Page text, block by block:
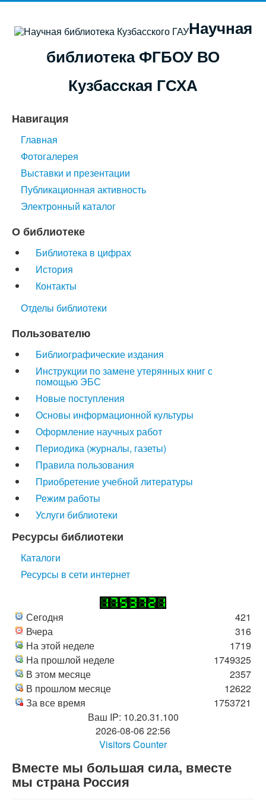
Научная
библиотека ФГБОУ ВО
Кузбасская ГСХА
Навигация
Главная
Фотогалерея
Выставки и презентации
Публикационная активность
Электронный каталог
О библиотеке
Библиотека в цифрах
История
Контакты
Отделы библиотеки
Пользователю
Библиографические издания
Инструкции по замене утерянных книг с
помощью ЭБС
Новые поступления
Основы информационной культуры
Оформление научных работ
Периодика (журналы, газеты)
Правила пользования
Приобретение учебной литературы
Режим работы
Услуги библиотеки
Ресурсы библиотеки
Каталоги
Ресурсы в сети интернет
Сегодня
Вчера
На этой неделе
На прошлой неделе
В этом месяце
В прошлом месяце
За все время
421
316
1719
1749325
2357
12622
1753721
Ваш IP: 10.20.31.100
2026-08-06 22:56
Visitors Counter
Вместе мы большая сила, вместе
мы страна Россия